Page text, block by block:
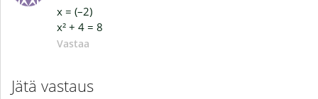
x = (–2)
x² + 4 = 8
Vastaa
Jätä vastaus